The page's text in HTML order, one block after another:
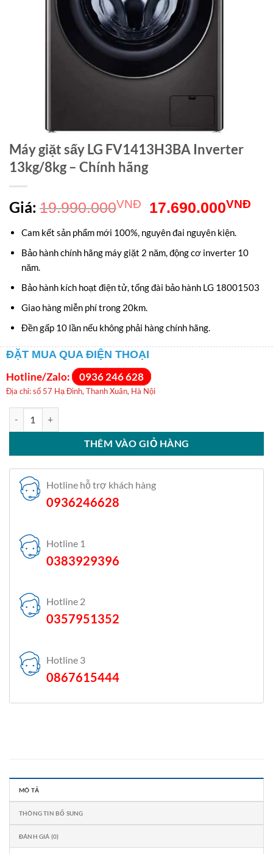
Máy giặt sấy LG FV1413H3BA Inverter
13kg/8kg – Chính hãng
Giá: 19.990.000VNĐ
Giá
gốc
là:
17.690.000VNĐGiá
Cam kết sản phẩm mới 100%, nguyên đai nguyên kiện.
Bảo hành chính hãng máy giặt 2 năm, động cơ inverter 10
năm.
Bảo hành kích hoạt điện tử, tổng đài bảo hành LG 18001503
Giao hàng miễn phí trong 20km.
Đền gấp 10 lần nếu không phải hàng chính hãng.
ĐẶT MUA QUA ĐIỆN THOẠI
Hotline/Zalo: 0936 246 628
Địa chỉ: số 57 Hạ Đình, Thanh Xuân, Hà Nội
THÊM VÀO GIỎ HÀNG
Hotline hỗ trợ khách hàng
0936246628
Hotline 1
0383929396
Hotline 2
0357951352
Hotline 3
0867615444
MÔ TẢ
THÔNG TIN BỔ SUNG
ĐÁNH GIÁ (0)